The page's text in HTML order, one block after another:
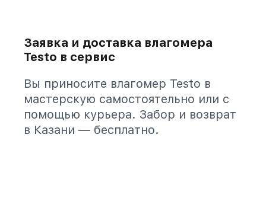
Заявка и доставка влагомера
Testo в сервис
Вы приносите влагомер Testo в
мастерскую самостоятельно или с
помощью курьера. Забор и возврат
в Казани — бесплатно.